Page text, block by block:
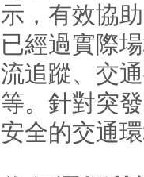
示，有效協
已經過實際
流追蹤、交
等。針對突
安全的交通